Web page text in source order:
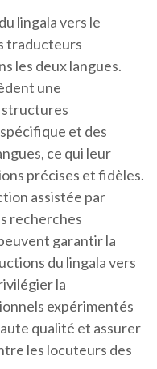
lingala vers le
traducteurs
les deux langues.
une
structures
et des
ce qui leur
précises et fidèles.
assistée par
recherches
garantir la
du lingala vers
la
expérimentés
qualité et assurer
les locuteurs des